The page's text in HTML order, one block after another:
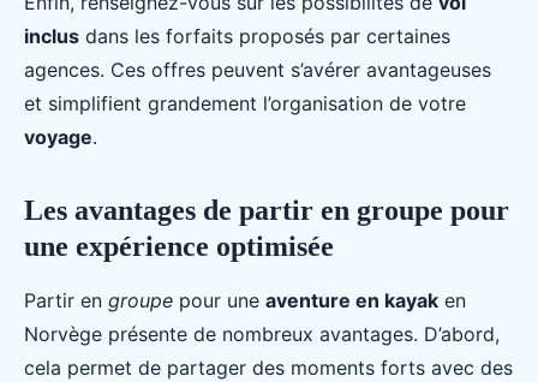
inclus dans les forfaits proposés par certaines
agences. Ces offres peuvent s’avérer avantageuses
et simplifient grandement l’organisation de votre
voyage.
Les avantages de partir en groupe pour
une expérience optimisée
Partir en groupe pour une aventure en kayak en
Norvège présente de nombreux avantages. D’abord,
cela permet de partager des moments forts avec des